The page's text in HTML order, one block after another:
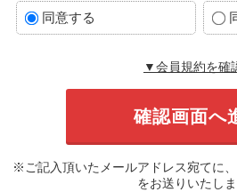
同意する
▼会員規約を確
※ご記入頂いたメールアドレス宛てに
をお送りいたしま